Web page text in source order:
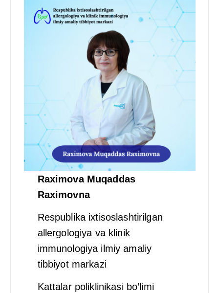
Raximova Muqaddas
Raximovna
Respublika ixtisoslashtirilgan
allergologiya va klinik
immunologiya ilmiy amaliy
tibbiyot markazi
Kattalar poliklinikasi bo’limi